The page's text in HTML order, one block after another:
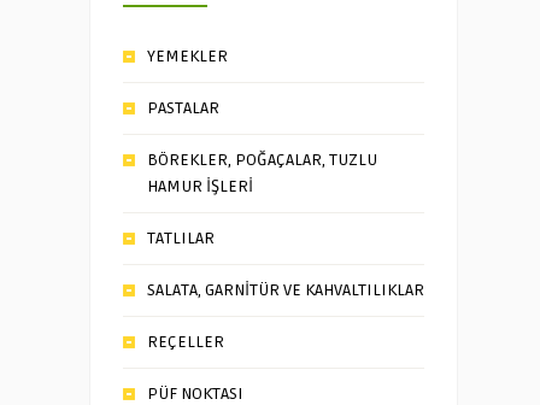
YEMEKLER
PASTALAR
BÖREKLER, POĞAÇALAR, TUZLU
HAMUR İŞLERİ
TATLILAR
SALATA, GARNİTÜR VE KAHVALTILIKLAR
REÇELLER
PÜF NOKTASI